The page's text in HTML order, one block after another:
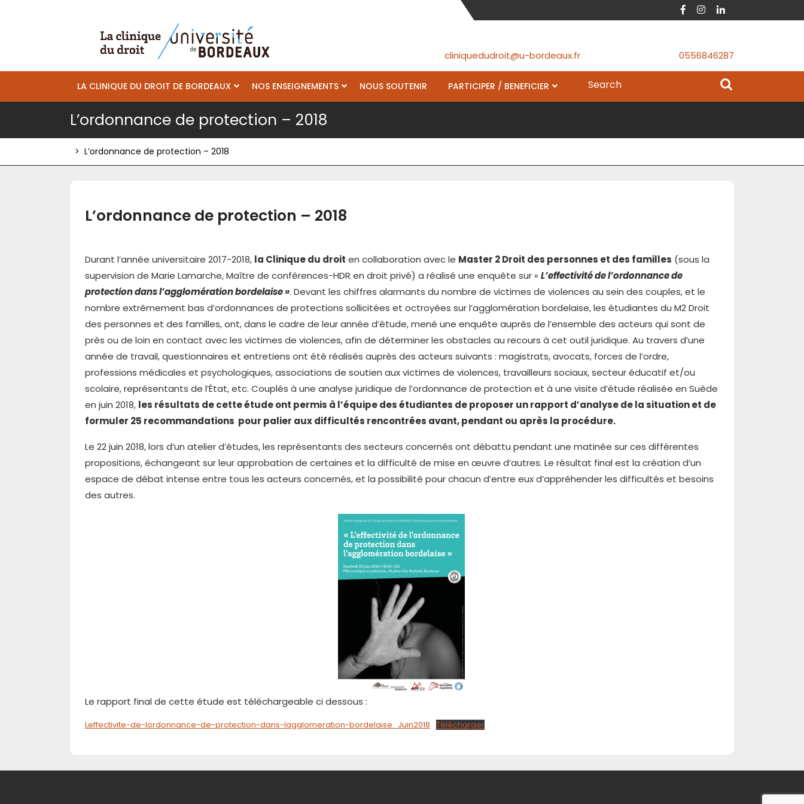
FacebookInstagram
cliniquedudroit@u-bordeaux.fr 0556846287
LA CLINIQUE DU DROIT DE BORDEAUX NOS ENSEIGNEMENTS NOUS SOUTENIR PARTICIPER / BENEFICIER
Search
for:
L’ordonnance de protection – 2018
> L’ordonnance de protection – 2018
L’ordonnance de protection – 2018
Durant l’année universitaire 2017-2018, la Clinique du droit en collaboration avec le Master 2 Droit des personnes et des familles (sous la
supervision de Marie Lamarche, Maître de conférences-HDR en droit privé) a réalisé une enquête sur « L’effectivité de l’ordonnance de
protection dans l’agglomération bordelaise ». Devant les chiffres alarmants du nombre de victimes de violences au sein des couples, et le
nombre extrêmement bas d’ordonnances de protections sollicitées et octroyées sur l’agglomération bordelaise, les étudiantes du M2 Droit
des personnes et des familles, ont, dans le cadre de leur année d’étude, mené une enquête auprès de l’ensemble des acteurs qui sont de
près ou de loin en contact avec les victimes de violences, afin de déterminer les obstacles au recours à cet outil juridique. Au travers d’une
année de travail, questionnaires et entretiens ont été réalisés auprès des acteurs suivants : magistrats, avocats, forces de l’ordre,
professions médicales et psychologiques, associations de soutien aux victimes de violences, travailleurs sociaux, secteur éducatif et/ou
scolaire, représentants de l’État, etc. Couplés à une analyse juridique de l’ordonnance de protection et à une visite d’étude réalisée en Suède
en juin 2018, les résultats de cette étude ont permis à l’équipe des étudiantes de proposer un rapport d’analyse de la situation et de
formuler 25 recommandations pour palier aux difficultés rencontrées avant, pendant ou après la procédure.
Le 22 juin 2018, lors d’un atelier d’études, les représentants des secteurs concernés ont débattu pendant une matinée sur ces différentes
propositions, échangeant sur leur approbation de certaines et la difficulté de mise en œuvre d’autres. Le résultat final est la création d’un
espace de débat intense entre tous les acteurs concernés, et la possibilité pour chacun d’entre eux d’appréhender les difficultés et besoins
des autres.
Le rapport final de cette étude est téléchargeable ci dessous :
Leffectivite-de-lordonnance-de-protection-dans-lagglomeration-bordelaise_Juin2018 Télécharger